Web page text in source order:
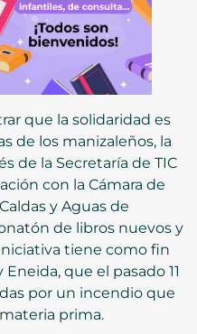
que la solidaridad es
de los manizaleños, la
de la Secretaría de TIC
con la Cámara de
y Aguas de
de libros nuevos y
tiene como fin
que el pasado 11
por un incendio que
prima.